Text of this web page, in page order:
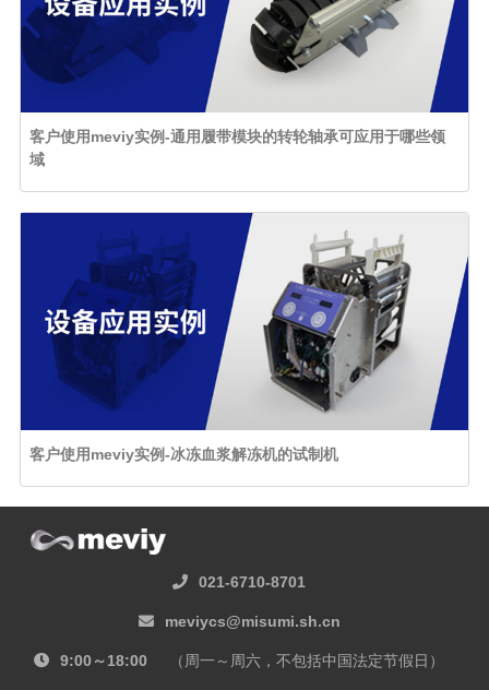
客户使用meviy实例-通用履带模块的转轮轴承可应用于哪些领
域
客户使用meviy实例-冰冻血浆解冻机的试制机
021-6710-8701
meviycs@misumi.sh.cn
9:00～18:00 （周一～周六，不包括中国法定节假日）